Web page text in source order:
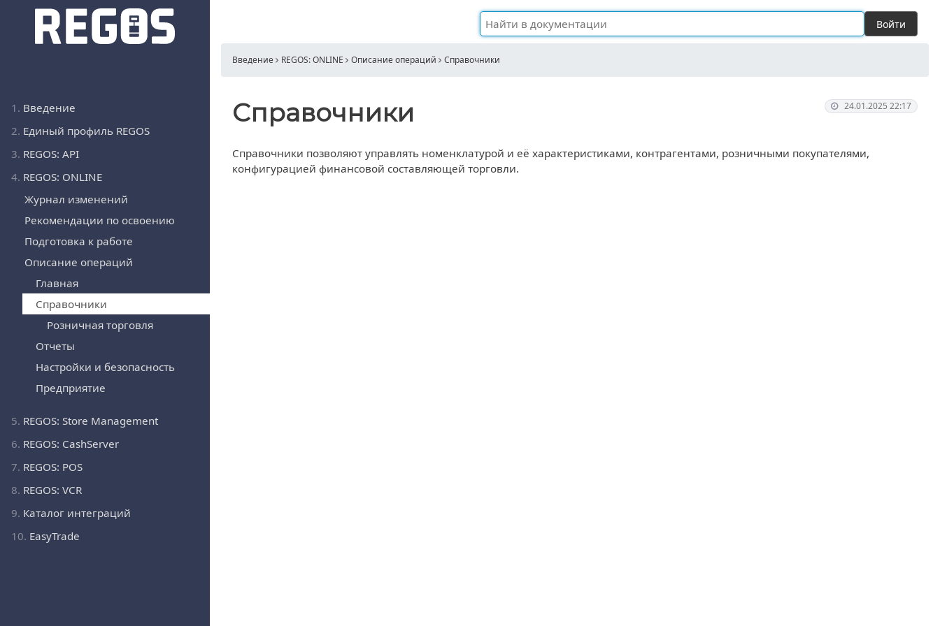
1. Введение
2. Единый профиль REGOS
3. REGOS: API
4. REGOS: ONLINE
Журнал изменений
Рекомендации по освоению
Подготовка к работе
Описание операций
Главная
Справочники
Розничная торговля
Отчеты
Настройки и безопасность
Предприятие
5. REGOS: Store Management
6. REGOS: CashServer
7. REGOS: POS
8. REGOS: VCR
9. Каталог интеграций
10. EasyTrade
Войти
Введение REGOS: ONLINE Описание операций Справочники
24.01.2025 22:17
Справочники
Справочники позволяют управлять номенклатурой и её характеристиками, контрагентами, розничными покупателями,
конфигурацией финансовой составляющей торговли.